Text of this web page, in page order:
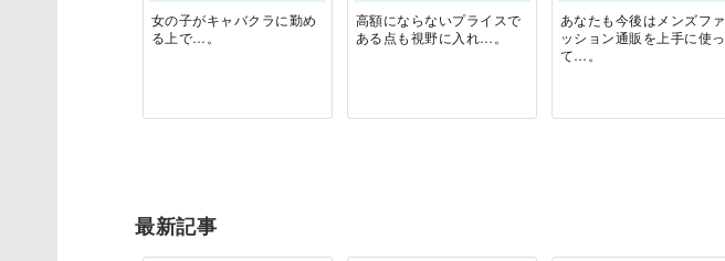
女の子がキャバクラに勤め
る上で…。
高額にならないプライスで
ある点も視野に入れ…。
あなたも今後はメンズファ
ッション通販を上手に使っ
て…。
最新記事